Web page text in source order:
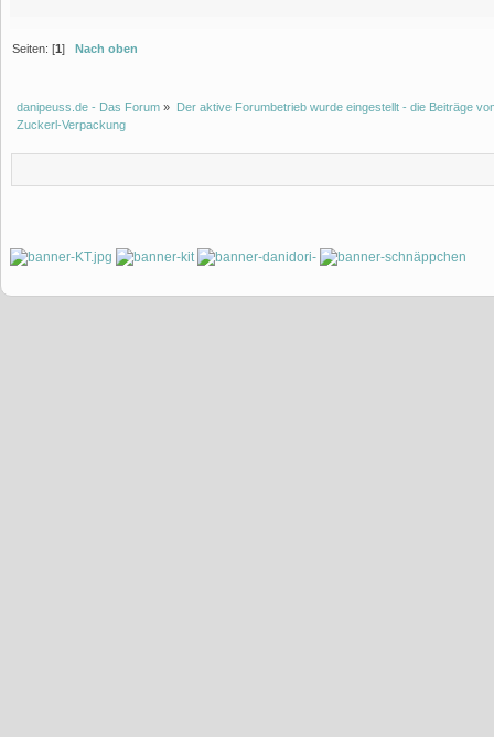
Seiten: [1]Nach oben
danipeuss.de - Das Forum » Der aktive Forumbetrieb wurde eingestellt - die Beiträge
Zuckerl-Verpackung